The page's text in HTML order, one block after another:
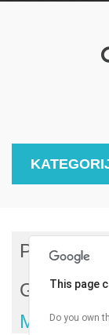
Pagrindinis
M.
This page
Do you own